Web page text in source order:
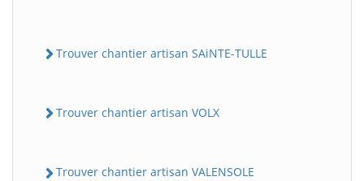
Trouver chantier artisan SAiNTE-TULLE
Trouver chantier artisan VOLX
Trouver chantier artisan VALENSOLE